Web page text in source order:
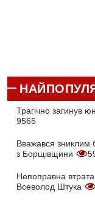
Трагічно загинув
9565
Вважався зниклим
з Борщівщини
Непоправна
Всеволод Штука